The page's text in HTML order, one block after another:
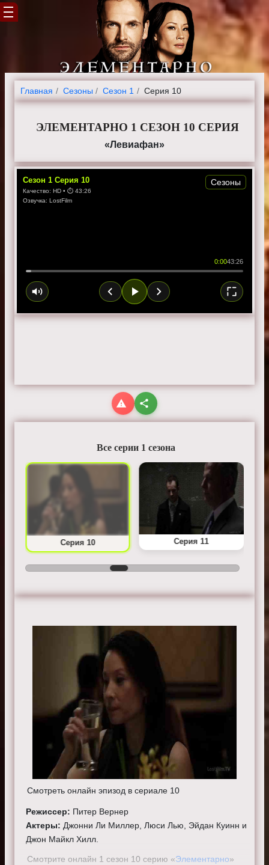
Главная Cезоны Сезон 1 Серия 10
ЭЛЕМЕНТАРНО 1 СЕЗОН 10 СЕРИЯ
«Левиафан»
Сезон 1 Серия 10
Качество: HD • ⏱ 43:26
Озвучка: LostFilm
0:0043:26
Сезоны
Все серии 1 сезона
Серия 10 Серия 11
Смотреть онлайн эпизод в сериале 10
Режиссер: Питер Вернер
Актеры: Джонни Ли Миллер, Люси Лью, Эйдан Куинн и
Джон Майкл Хилл.
Смотрите онлайн 1 сезон 10 серию «Элементарно»